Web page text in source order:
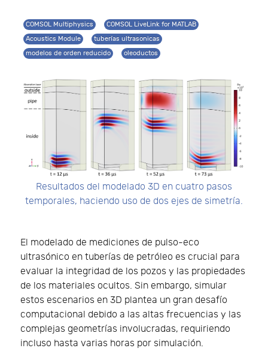
COMSOL Multiphysics
COMSOL LiveLink for MATLAB
Acoustics Module
tuberías ultrasonicas
modelos de orden reducido
oleoductos
Resultados del modelado 3D en cuatro pasos
temporales, haciendo uso de dos ejes de simetría.
El modelado de mediciones de pulso-eco
ultrasónico en tuberías de petróleo es crucial para
evaluar la integridad de los pozos y las propiedades
de los materiales ocultos. Sin embargo, simular
estos escenarios en 3D plantea un gran desafío
computacional debido a las altas frecuencias y las
complejas geometrías involucradas, requiriendo
incluso hasta varias horas por simulación.